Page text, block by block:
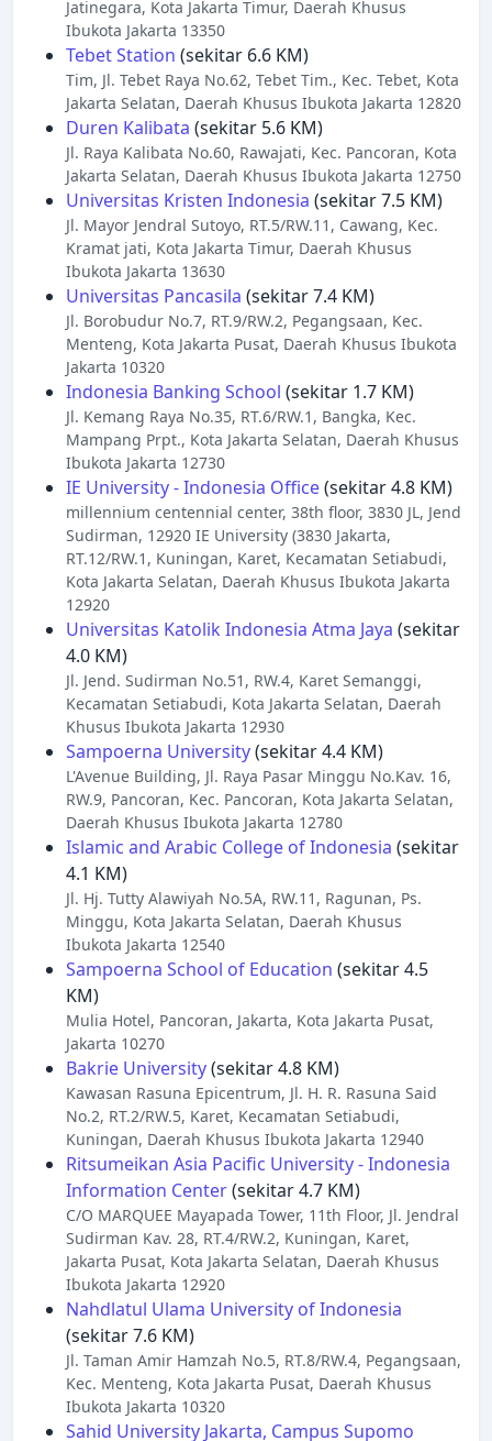
Jatinegara, Kota Jakarta Timur, Daerah Khusus
Ibukota Jakarta 13350
Tebet Station (sekitar 6.6 KM)
Tim, Jl. Tebet Raya No.62, Tebet Tim., Kec. Tebet, Kota
Jakarta Selatan, Daerah Khusus Ibukota Jakarta 12820
Duren Kalibata (sekitar 5.6 KM)
Jl. Raya Kalibata No.60, Rawajati, Kec. Pancoran, Kota
Jakarta Selatan, Daerah Khusus Ibukota Jakarta 12750
Universitas Kristen Indonesia (sekitar 7.5 KM)
Jl. Mayor Jendral Sutoyo, RT.5/RW.11, Cawang, Kec.
Kramat jati, Kota Jakarta Timur, Daerah Khusus
Ibukota Jakarta 13630
Universitas Pancasila (sekitar 7.4 KM)
Jl. Borobudur No.7, RT.9/RW.2, Pegangsaan, Kec.
Menteng, Kota Jakarta Pusat, Daerah Khusus Ibukota
Jakarta 10320
Indonesia Banking School (sekitar 1.7 KM)
Jl. Kemang Raya No.35, RT.6/RW.1, Bangka, Kec.
Mampang Prpt., Kota Jakarta Selatan, Daerah Khusus
Ibukota Jakarta 12730
IE University - Indonesia Office(sekitar 4.8 KM)
millennium centennial center, 38th floor, 3830 JL, Jend
Sudirman, 12920 IE University (3830 Jakarta,
RT.12/RW.1, Kuningan, Karet, Kecamatan Setiabudi,
Kota Jakarta Selatan, Daerah Khusus Ibukota Jakarta
12920
Universitas Katolik Indonesia Atma Jaya (sekitar
4.0 KM)
Jl. Jend. Sudirman No.51, RW.4, Karet Semanggi,
Kecamatan Setiabudi, Kota Jakarta Selatan, Daerah
Khusus Ibukota Jakarta 12930
Sampoerna University(sekitar 4.4 KM)
L'Avenue Building, Jl. Raya Pasar Minggu No.Kav. 16,
RW.9, Pancoran, Kec. Pancoran, Kota Jakarta Selatan,
Daerah Khusus Ibukota Jakarta 12780
Islamic and Arabic College of Indonesia (sekitar
4.1 KM)
Jl. Hj. Tutty Alawiyah No.5A, RW.11, Ragunan, Ps.
Minggu, Kota Jakarta Selatan, Daerah Khusus
Ibukota Jakarta 12540
Sampoerna School of Education (sekitar 4.5
KM)
Mulia Hotel, Pancoran, Jakarta, Kota Jakarta Pusat,
Jakarta 10270
Bakrie University(sekitar 4.8 KM)
Kawasan Rasuna Epicentrum, Jl. H. R. Rasuna Said
No.2, RT.2/RW.5, Karet, Kecamatan Setiabudi,
Kuningan, Daerah Khusus Ibukota Jakarta 12940
Ritsumeikan Asia Pacific University - Indonesia
Information Center(sekitar 4.7 KM)
C/O MARQUEE Mayapada Tower, 11th Floor, Jl. Jendral
Sudirman Kav. 28, RT.4/RW.2, Kuningan, Karet,
Jakarta Pusat, Kota Jakarta Selatan, Daerah Khusus
Ibukota Jakarta 12920
Nahdlatul Ulama University of Indonesia
(sekitar 7.6 KM)
Jl. Taman Amir Hamzah No.5, RT.8/RW.4, Pegangsaan,
Kec. Menteng, Kota Jakarta Pusat, Daerah Khusus
Ibukota Jakarta 10320
Sahid University Jakarta, Campus Supomo